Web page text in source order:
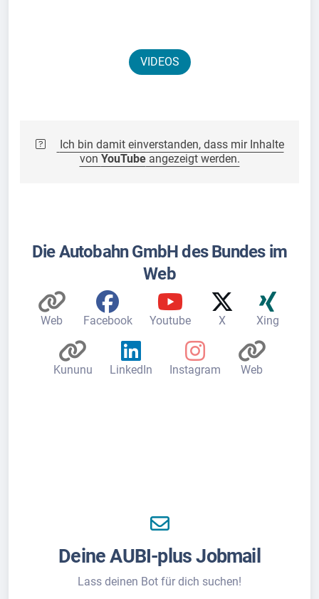
VIDEOS
Ich bin damit einverstanden, dass mir Inhalte
von YouTubeangezeigt werden.
Die Autobahn GmbH des Bundes im
Web
Web Facebook Youtube X Xing
Kununu LinkedIn Instagram Web
Deine AUBI-plus Jobmail
Lass deinen Bot für dich suchen!